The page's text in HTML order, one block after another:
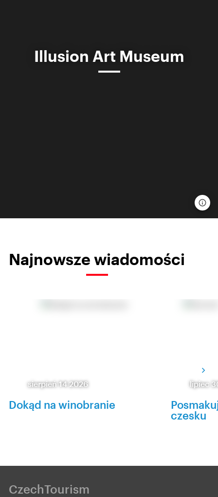
Illusion Art Museum
Najnowsze wiadomości
sierpień 14 2026
Dokąd na winobranie
lipiec
czesku
CzechTourism